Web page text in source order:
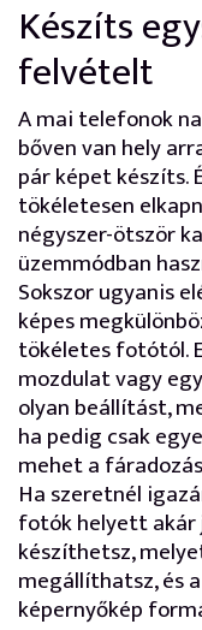
Készíts
felvételt
A mai telefonok
bőven van hely
pár képet készíts.
tökéletesen
négyszer-ötször
üzemmódban
Sokszor ugyanis
képes
tökéletes fotótól.
mozdulat vagy
olyan beállítást,
ha pedig csak
mehet a
Ha szeretnél
fotók helyett akár
készíthetsz,
megállíthatsz, és
képernyőkép